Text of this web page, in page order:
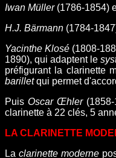
Iwan Müller(1786-1854)
H.J. Bärmann (1784-
Yacinthe Klosé (1808-
1890), qui adaptent le
préfigurant la clarinette
barilletqui permet
Puis Oscar Œhler
clarinette à 22 clés, 5
LA CLARINETTE
Laclarinette moderne